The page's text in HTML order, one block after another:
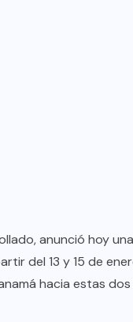
anunció hoy
del 13 y 15 de
hacia estas